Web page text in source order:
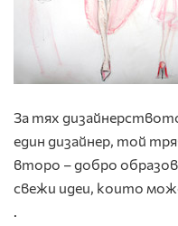
За тях
един дизайнер, той
второ – добро
свежи идеи, които